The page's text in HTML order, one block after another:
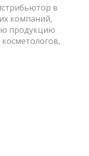
в
компаний,
продукцию